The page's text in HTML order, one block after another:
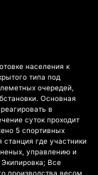
населения к
типа под
очередей,
Основная
в
суток проходит
5 спортивных
где участники
управлению и
Все
производства весом